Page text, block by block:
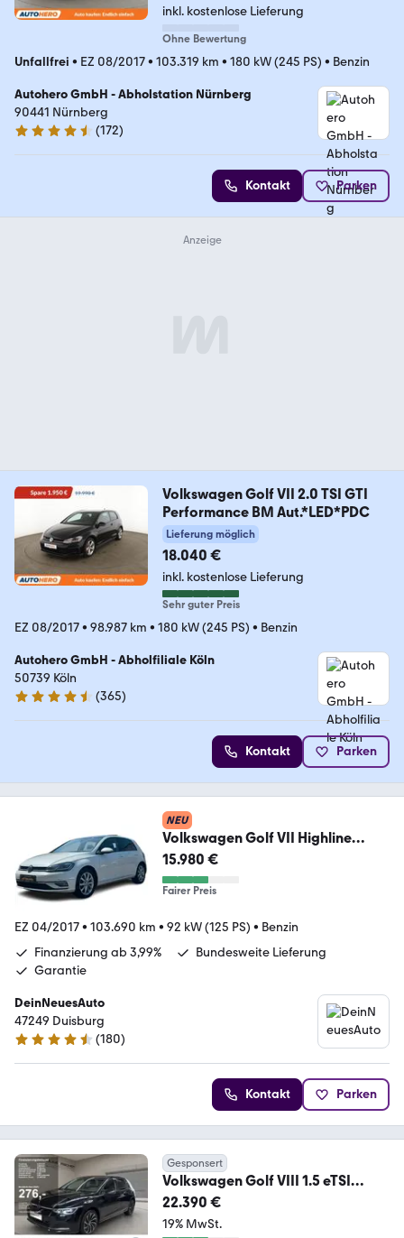
inkl. kostenlose Lieferung
Ohne Bewertung
Unfallfrei • EZ 08/2017• 103.319 km • 180 kW (245 PS) • Benzin
Autohero GmbH - Abholstation Nürnberg
90441 Nürnberg
4.5 Sterne
(172)
Kontakt Parken
Volkswagen Golf VII 2.0 TSI GTI
Performance BM Aut.*LED*PDC
Lieferung möglich
18.040 €
inkl. kostenlose Lieferung
Sehr guter Preis
EZ 08/2017• 98.987 km • 180 kW (245 PS) • Benzin
Autohero GmbH - Abholfiliale Köln
50739 Köln
4.6 Sterne
(365)
Kontakt Parken
NEU
Volkswagen Golf VII Highline
BMT*Massage*Standheiz.*Pano*
15.980 €
Fairer Preis
EZ 04/2017• 103.690 km • 92 kW (125 PS) • Benzin
Finanzierung ab 3,99%
Bundesweite Lieferung
Garantie
DeinNeuesAuto
47249 Duisburg
4.7 Sterne
(180)
Kontakt Parken
Gesponsert
Volkswagen Golf VIII 1.5 eTSI
Move ACC AUT Navi Virtual HUD
22.390 €
19% MwSt.